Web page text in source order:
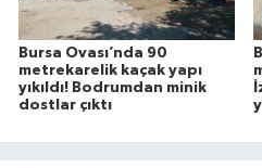
Bursa Ovası’nda 90
metrekarelik kaçak yapı
yıkıldı! Bodrumdan minik
dostlar çıktı